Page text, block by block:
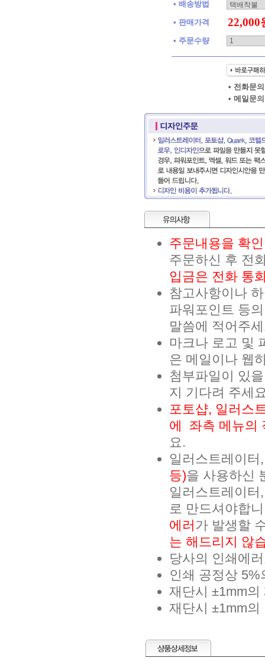
• 배송방법
• 판매가격
• 주문수량
• 전화문
• 메일문
주문내용을 확
주문하신 후 전
입금은 전화 통
참고사항이나
파워포인트 등
말씀에 적어주
마크나 로고 및
은 메일이나 웹
첨부파일이 있
지 기다려 주세
포토샵, 일러스
에 좌측 메뉴의
요.
일러스트레이
등)을 사용하신
일러스트레이
로 만드셔야합
에러가 발생할
는 해드리지 않
당사의 인쇄에
인쇄 공정상
재단시 ±1mm
재단시 ±1mm